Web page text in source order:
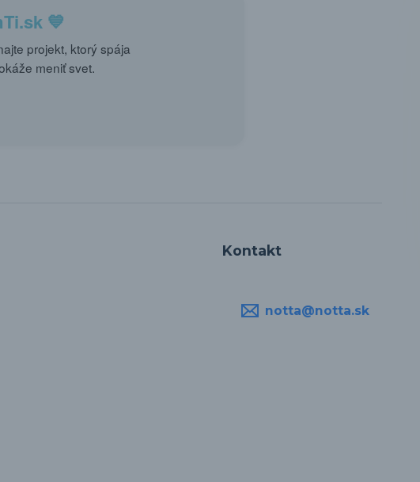
💙
projekt, ktorý spája
meniť svet.
Kontakt
notta@notta.sk